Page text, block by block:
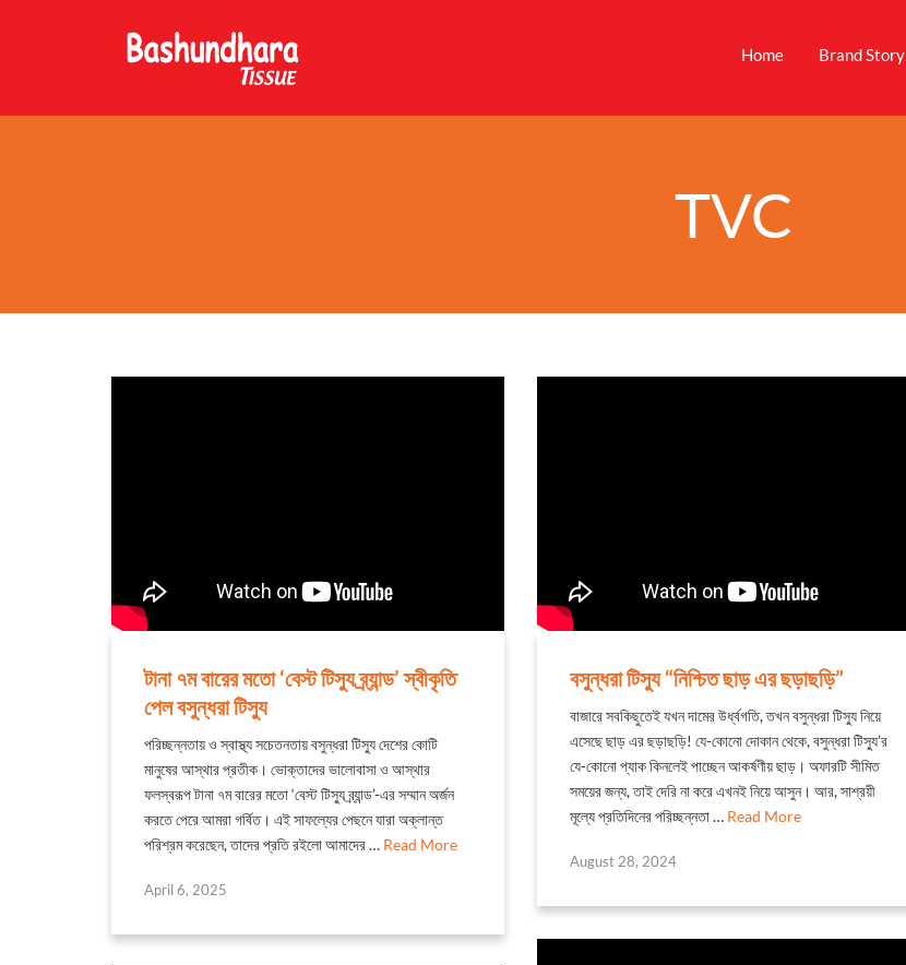
Home Brand Story
TVC
টানা ৭ম বারের মতো ‘বেস্ট টিস্যু ব্র্যান্ড’ স্বীকৃতি
পেল বসুন্ধরা টিস্যু
পরিচ্ছন্নতায় ও স্বাস্থ্য সচেতনতায় বসুন্ধরা টিস্যু দেশের কোটি
মানুষের আস্থার প্রতীক। ভোক্তাদের ভালোবাসা ও আস্থার
ফলস্বরূপ টানা ৭ম বারের মতো ‘বেস্ট টিস্যু ব্র্যান্ড’-এর সম্মান অর্জন
করতে পেরে আমরা গর্বিত। এই সাফল্যের পেছনে যারা অক্লান্ত
পরিশ্রম করেছেন, তাদের প্রতি রইলো আমাদের … Read More
April 6, 2025
বসুন্ধরা টিস্যু “নিশ্চিত ছাড় এর ছড়াছড়ি”
বাজারে সবকিছুতেই যখন দামের উর্ধ্বগতি, তখন বসুন্ধরা টিস্যু নিয়ে
এসেছে ছাড় এর ছড়াছড়ি! যে-কোনো দোকান থেকে, বসুন্ধরা টিস্যু’র
যে-কোনো প্যাক কিনলেই পাচ্ছেন আকর্ষণীয় ছাড়। অফারটি সীমিত
সময়ের জন্য, তাই দেরি না করে এখনই নিয়ে আসুন। আর, সাশ্র‍য়ী
মূল্যে প্রতিদিনের পরিচ্ছন্নতা … Read More
August 28, 2024